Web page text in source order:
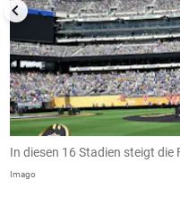
In diesen 16 Stadien steigt die
Imago